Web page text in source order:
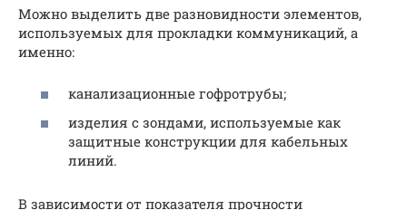
Можно выделить две разновидности элементов,
используемых для прокладки коммуникаций, а
именно:
канализационные гофротрубы;
изделия с зондами, используемые как
защитные конструкции для кабельных
линий.
В зависимости от показателя прочности